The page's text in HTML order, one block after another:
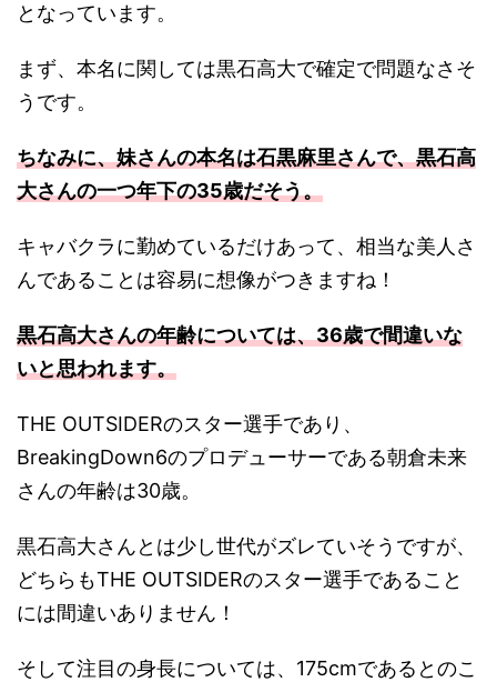
となっています。
まず、本名に関しては黒石高大で確定で問題なさそ
うです。
ちなみに、妹さんの本名は石黒麻里さんで、黒石高
大さんの一つ年下の35歳だそう。
キャバクラに勤めているだけあって、相当な美人さ
んであることは容易に想像がつきますね！
黒石高大さんの年齢については、36歳で間違いな
いと思われます。
THE OUTSIDERのスター選手であり、
BreakingDown6のプロデューサーである朝倉未来
さんの年齢は30歳。
黒石高大さんとは少し世代がズレていそうですが、
どちらもTHE OUTSIDERのスター選手であること
には間違いありません！
そして注目の身長については、175cmであるとのこ